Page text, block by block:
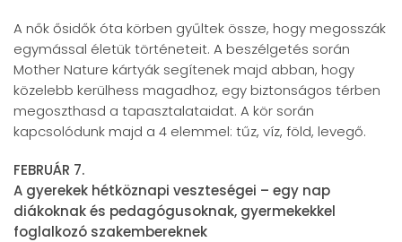
A nők ősidők óta körben gyűltek össze, hogy megosszák
egymással életük történeteit. A beszélgetés során
Mother Nature kártyák segítenek majd abban, hogy
közelebb kerülhess magadhoz, egy biztonságos térben
megoszthasd a tapasztalataidat. A kör során
kapcsolódunk majd a 4 elemmel: tűz, víz, föld, levegő.
FEBRUÁR 7.
A gyerekek hétköznapi veszteségei – egy nap
diákoknak és pedagógusoknak, gyermekekkel
foglalkozó szakembereknek